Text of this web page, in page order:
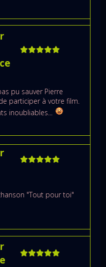
pu sauver Pierre
de participer à votre film.
inoubliables...
"Tout pour toi"